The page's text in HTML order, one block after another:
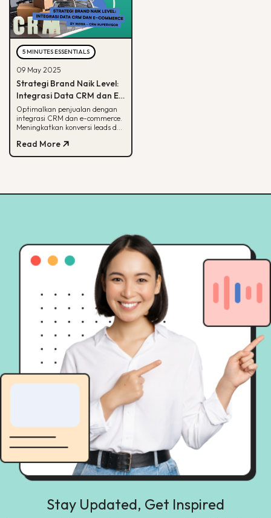
5 MINUTES ESSENTIALS
09 May 2025
Strategi Brand Naik Level:
Integrasi Data CRM dan E-
commerce
Optimalkan penjualan dengan
integrasi CRM dan e-commerce.
Meningkatkan konversi leads dan
terarah
Read More
Stay Updated, Get Inspired